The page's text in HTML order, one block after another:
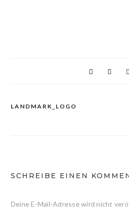
Beitragsnavigation
LANDMARK_LOGO
SCHREIBE EINEN
Deine E-Mail-Adresse wird nicht